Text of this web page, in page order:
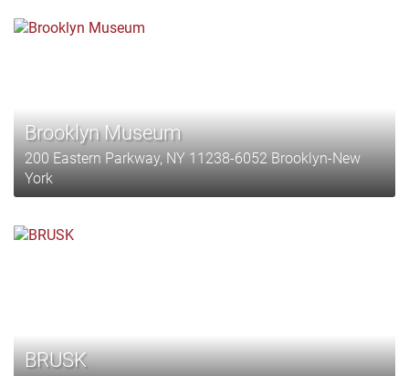
Brooklyn Museum
200 Eastern Parkway, NY 11238-6052 Brooklyn-New
York
BRUSK